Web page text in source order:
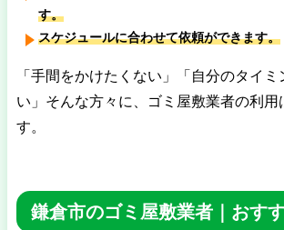
す。
スケジュールに合わせて依頼ができます。
「手間をかけたくない」「自分のタイ
い」そんな方々に、ゴミ屋敷業者の利用
す。
鎌倉市のゴミ屋敷業者｜おす